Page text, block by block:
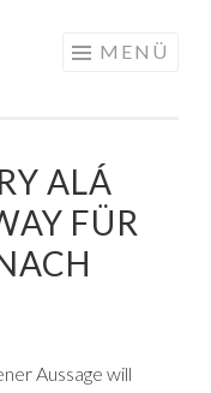
MENÜ
ALÁ
FÜR
Aussage will